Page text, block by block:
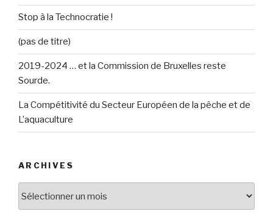
Stop à la Technocratie !
(pas de titre)
2019-2024 … et la Commission de Bruxelles reste
Sourde.
La Compétitivité du Secteur Européen de la pêche et de
L’aquaculture
ARCHIVES